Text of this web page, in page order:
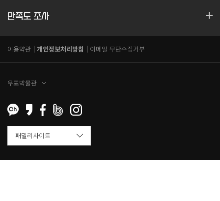
만족도 조사
이용약관 개인정보처리방침 이메일 무단수집거부
우표박물관